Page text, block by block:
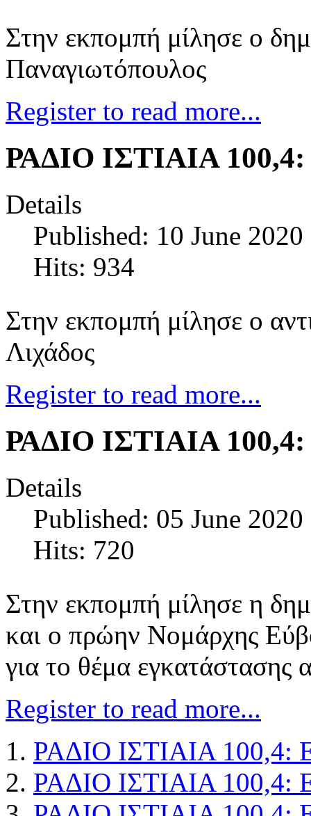
Στην εκπομπή μίλησε ο
Παναγιωτόπουλος
Register to read more...
ΡΑΔΙΟ ΙΣΤΙΑΙΑ
Details
Published: 10 June 2020
Hits: 934
Στην εκπομπή μίλησε ο
Λιχάδος
Register to read more...
ΡΑΔΙΟ ΙΣΤΙΑΙΑ
Details
Published: 05 June 2020
Hits: 720
Στην εκπομπή μίλησε η
και ο πρώην Νομάρχης
για το θέμα εγκατάστασης
Register to read more...
ΡΑΔΙΟ ΙΣΤΙΑΙΑ 100,4:
ΡΑΔΙΟ ΙΣΤΙΑΙΑ 100,4: